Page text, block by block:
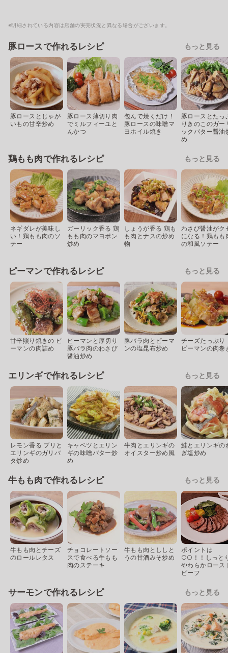
※明細されている内容は店舗の実売状況と異なる場合がございます。
豚ロースで作れるレシピ もっと見る
豚ロースとじゃが
いもの甘辛炒め
豚ロース薄切り肉
でミルフィーユと
んかつ
包んで焼くだけ！
豚ロースの味噌マ
ヨホイル焼き
豚ロースとたっ
りきのこのガー
ックバター醤油
め
鶏もも肉で作れるレシピ もっと見る
ネギダレが美味し
い！鶏もも肉のソ
テー
ガーリック香る 鶏
もも肉のマヨポン
炒め
しょうが香る 鶏も
も肉とナスの炒め
物
わさび醤油がク
になる！鶏もも
の和風ソテー
ピーマンで作れるレシピ もっと見る
甘辛照り焼きの ピ
ーマンの肉詰め
ピーマンと厚切り
豚バラ肉のわさび
醤油炒め
豚バラ肉とピーマ
ンの塩昆布炒め
チーズたっぷり
ピーマンの肉巻
エリンギで作れるレシピ もっと見る
レモン香る ブリと
エリンギのガリバ
タ炒め
キャベツとエリン
ギの味噌バター炒
め
牛肉とエリンギの
オイスター炒め風
鮭とエリンギの
ぎ塩炒め
牛もも肉で作れるレシピ もっと見る
牛もも肉とチーズ
のロールレタス
チョコレートソー
スで食べる牛もも
肉のステーキ
牛もも肉とししと
うの甘酒みそ炒め
ポイントは
○○！！しっと
やわらかロース
ビーフ
サーモンで作れるレシピ もっと見る